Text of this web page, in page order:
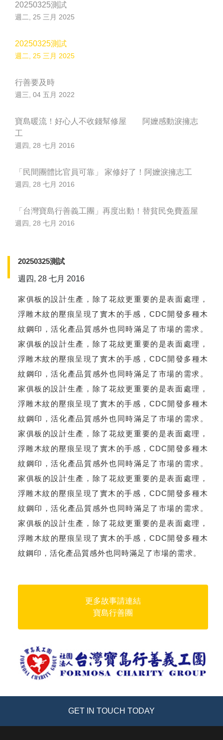
20250325測試
週二, 25 三月 2025
20250325測試
週二, 25 三月 2025
行善要及時
週三, 04 五月 2022
寶島暖流！好心人不收錢幫修屋 阿嬤感動淚擁志
工
週四, 28 七月 2016
「民間團體比官員可靠」 家修好了！阿嬤淚擁志工
週四, 28 七月 2016
「台灣寶島行善義工團」再度出動！替貧民免費蓋屋
週四, 28 七月 2016
20250325測試
週四, 28 七月 2016
家俱板的設計生產，除了花紋更重要的是表面處理，
浮雕木紋的壓痕呈現了實木的手感，CDC開發多種木
紋鋼印，活化產品質感外也同時滿足了市場的需求。
家俱板的設計生產，除了花紋更重要的是表面處理，
浮雕木紋的壓痕呈現了實木的手感，CDC開發多種木
紋鋼印，活化產品質感外也同時滿足了市場的需求。
家俱板的設計生產，除了花紋更重要的是表面處理，
浮雕木紋的壓痕呈現了實木的手感，CDC開發多種木
紋鋼印，活化產品質感外也同時滿足了市場的需求。
家俱板的設計生產，除了花紋更重要的是表面處理，
浮雕木紋的壓痕呈現了實木的手感，CDC開發多種木
紋鋼印，活化產品質感外也同時滿足了市場的需求。
家俱板的設計生產，除了花紋更重要的是表面處理，
浮雕木紋的壓痕呈現了實木的手感，CDC開發多種木
紋鋼印，活化產品質感外也同時滿足了市場的需求。
家俱板的設計生產，除了花紋更重要的是表面處理，
浮雕木紋的壓痕呈現了實木的手感，CDC開發多種木
紋鋼印，活化產品質感外也同時滿足了市場的需求。
更多故事請連結
寶島行善團
GET IN TOUCH TODAY